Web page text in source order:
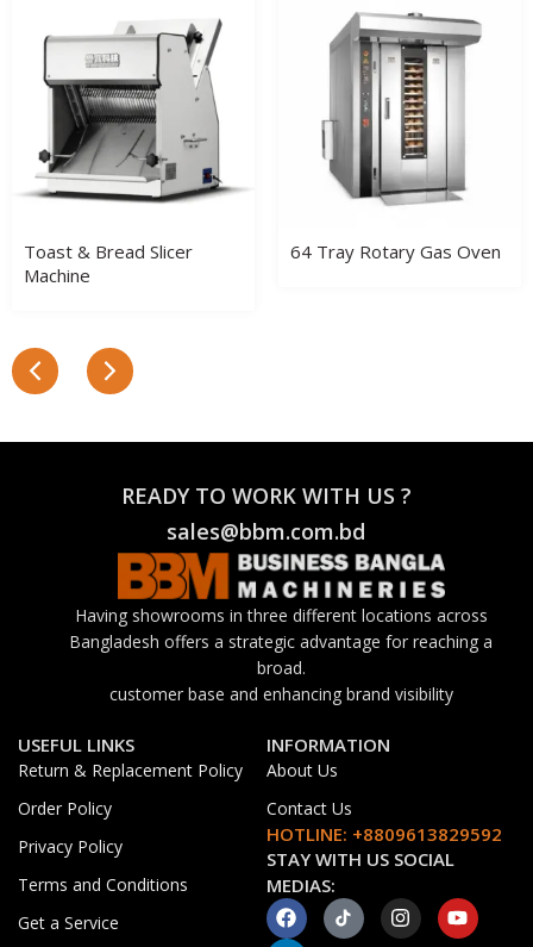
Toast & Bread Slicer
Machine
64 Tray Rotary Gas Oven
READY TO WORK WITH US ?
sales@bbm.com.bd
Having showrooms in three different locations across
Bangladesh offers a strategic advantage for reaching a
broad.
customer base and enhancing brand visibility
USEFUL LINKS
Return & Replacement Policy
Order Policy
Privacy Policy
Terms and Conditions
Get a Service
INFORMATION
About Us
Contact Us
HOTLINE: +8809613829592
STAY WITH US SOCIAL
MEDIAS: